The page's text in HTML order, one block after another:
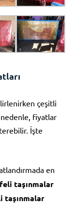
çeşitli
fiyatlar
İşte
en
taşınmalar
taşınmalar